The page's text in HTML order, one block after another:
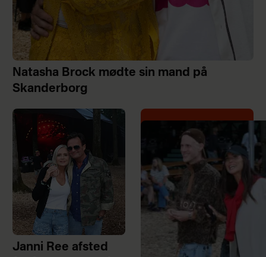
Natasha Brock mødte sin mand på
Skanderborg
Janni Ree afsted